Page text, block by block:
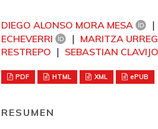
DIEGO ALONSO MORA MESA
ECHEVERRI
MARITZA
RESTREPO
SEBASTIAN CLAVIJO
PDF HTML XML ePUB
RESUMEN